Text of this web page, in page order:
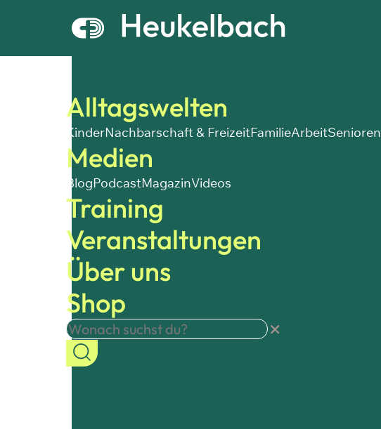
Alltagswelten
KinderNachbarschaft & FreizeitFamilieArbeitSenioren
Medien
BlogPodcastMagazinVideos
Training
Veranstaltungen
Über uns
Shop